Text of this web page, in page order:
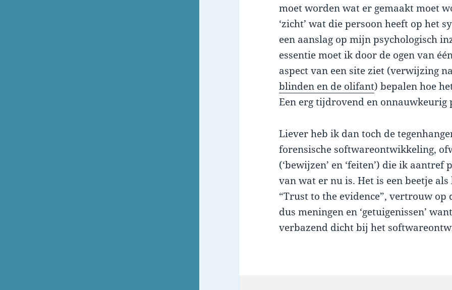
moet worden wat er gemaakt moet
‘zicht’ wat die persoon heeft op het
een aanslag op mijn psychologisch
essentie moet ik door de ogen van
aspect van een site ziet (verwijzing
blinden en de olifant) bepalen hoe
Een erg tijdrovend en onnauwkeurig
Liever heb ik dan toch de
forensische softwareontwikkeling,
(‘bewijzen’ en ‘feiten’) die ik
van wat er nu is. Het is een beetje als
“Trust to the evidence”, vertrouw
dus meningen en ‘getuigenissen’
verbazend dicht bij het